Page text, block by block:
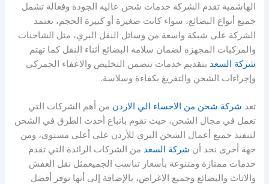
الهاشمية تقدم الشركة خدمات شحن عالية الجودة وفعالة تشمل
جميع أنواع البضائع، سواء كانت صغيرة أو كبيرة الحجم، تعتمد
الشركة على شبكة واسعة من وسائل النقل البري، مثل الشاحنات
والمركبات المجهزة لضمان سلامة البضائع أثناء النقل كما تهتم
شركة السعد بتقديم خدمات تتضمن التخليص والاعفاء الجمركي
وإجراءات الشحن والتفريغ بكفاءة وسلاسة.
تعد شركة شحن من الاحساء الي الاردن من أهم الشركات التي
تعمل في مجال الشحن، حيث تقوم باتباع أحدث الطرق في الشحن
لتنفيذ جميع أعمال الشحن البري للأردن على أعلى مستوى، ومن
جهة أخرى نجد أن شركة السعد من الشركات الرائدة التي تقدم
خدمات ممتازة ومتنوعة بأسعار تناسب الجميعمثل نقل العفش
والاثاث والبضائع وجميع الاغراض، بالإضافة إلى أنها توفر أفضل